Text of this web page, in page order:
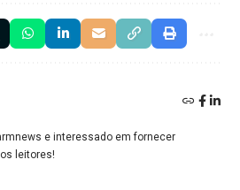
e interessado em fornecer
leitores!